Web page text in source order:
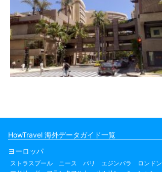
HowTravel 海外データガイド一覧
ヨーロッパ
ストラスブール ニース パリ エジンバラ ロンドン